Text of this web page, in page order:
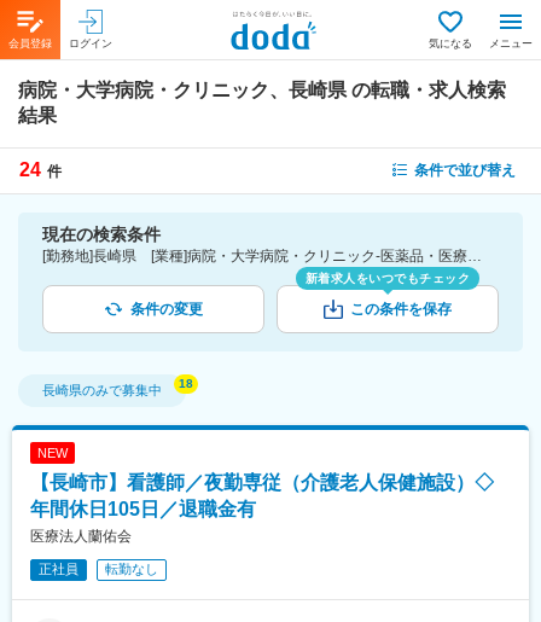
会員登録 ログイン 気になる メニュー
病院・大学病院・クリニック、長崎県 の転職・求人検索
結果
24 件 条件で並び替え
現在の検索条件
[勤務地]長崎県 [業種]病院・大学病院・クリニック-医薬品・医療機器・ライフサイエンス・医療系サービス
条件の変更
新着求人をいつでもチェック
この条件を保存
長崎県のみで募集中
NEW
【長崎市】看護師／夜勤専従（介護老人保健施設）◇
年間休日105日／退職金有
医療法人蘭佑会
正社員 転勤なし